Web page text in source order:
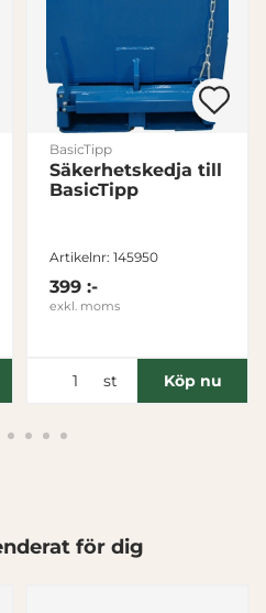
för att anpassa innehållet
BasicTipp
Säkerhetskedja till
BasicTipp
Artikelnr: 145950
399 :-
exkl. moms
st Köp nu
för dig